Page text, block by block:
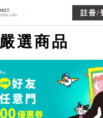
註冊/
嚴選商品